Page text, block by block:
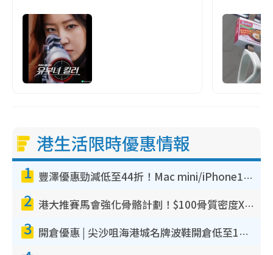
港生活限時優惠情報
1 豐澤優惠勁減低至44折！Mac mini/iPhone17Pro大減價！廚房家電$220起
2 港大推賽馬會強化骨骼計劃！$100骨質密度X光檢查 完成免費運動訓練送超市禮券！附參加資格
3 開倉優惠 | 尖沙咀海港城名牌波鞋開倉低至1折！On鞋$899起／Joy&Peace鞋履$98起